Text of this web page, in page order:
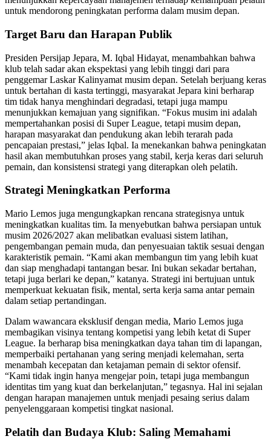
untuk mendorong peningkatan performa dalam musim depan.
Target Baru dan Harapan Publik
Presiden Persijap Jepara, M. Iqbal Hidayat, menambahkan bahwa
klub telah sadar akan ekspektasi yang lebih tinggi dari para
penggemar Laskar Kalinyamat musim depan. Setelah berjuang keras
untuk bertahan di kasta tertinggi, masyarakat Jepara kini berharap
tim tidak hanya menghindari degradasi, tetapi juga mampu
menunjukkan kemajuan yang signifikan. “Fokus musim ini adalah
mempertahankan posisi di Super League, tetapi musim depan,
harapan masyarakat dan pendukung akan lebih terarah pada
pencapaian prestasi,” jelas Iqbal. Ia menekankan bahwa peningkatan
hasil akan membutuhkan proses yang stabil, kerja keras dari seluruh
pemain, dan konsistensi strategi yang diterapkan oleh pelatih.
Strategi Meningkatkan Performa
Mario Lemos juga mengungkapkan rencana strategisnya untuk
meningkatkan kualitas tim. Ia menyebutkan bahwa persiapan untuk
musim 2026/2027 akan melibatkan evaluasi sistem latihan,
pengembangan pemain muda, dan penyesuaian taktik sesuai dengan
karakteristik pemain. “Kami akan membangun tim yang lebih kuat
dan siap menghadapi tantangan besar. Ini bukan sekadar bertahan,
tetapi juga berlari ke depan,” katanya. Strategi ini bertujuan untuk
memperkuat kekuatan fisik, mental, serta kerja sama antar pemain
dalam setiap pertandingan.
Dalam wawancara eksklusif dengan media, Mario Lemos juga
membagikan visinya tentang kompetisi yang lebih ketat di Super
League. Ia berharap bisa meningkatkan daya tahan tim di lapangan,
memperbaiki pertahanan yang sering menjadi kelemahan, serta
menambah kecepatan dan ketajaman pemain di sektor ofensif.
“Kami tidak ingin hanya mengejar poin, tetapi juga membangun
identitas tim yang kuat dan berkelanjutan,” tegasnya. Hal ini sejalan
dengan harapan manajemen untuk menjadi pesaing serius dalam
penyelenggaraan kompetisi tingkat nasional.
Pelatih dan Budaya Klub: Saling Memahami